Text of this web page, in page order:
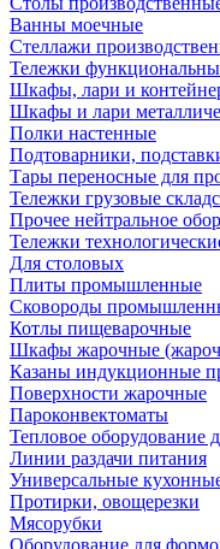
Ванны моечные
Стеллажи
Тележки
Шкафы, лари и
Шкафы и лари
Полки настенные
Подтоварники,
Тары переносные для
Тележки грузовые
Прочее нейтральное
Тележки
Для столовых
Плиты промышленные
Сковороды
Котлы пищеварочные
Шкафы жарочные
Казаны индукционные
Поверхности жарочные
Пароконвектоматы
Тепловое оборудование
Линии раздачи питания
Универсальные
Протирки, овощерезки
Мясорубки
Оборудование для